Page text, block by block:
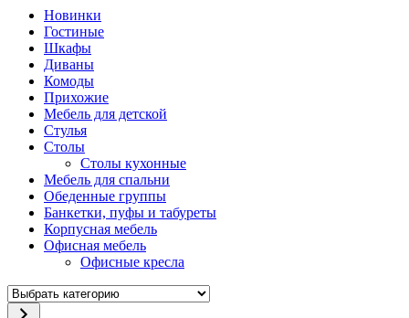
Новинки
Гостиные
Шкафы
Диваны
Комоды
Прихожие
Мебель для детской
Стулья
Столы
Столы кухонные
Мебель для спальни
Обеденные группы
Банкетки, пуфы и табуреты
Корпусная мебель
Офисная мебель
Офисные кресла
Выбрать
категорию